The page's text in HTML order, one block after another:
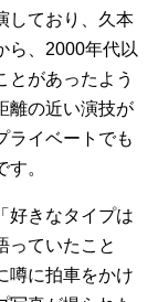
しており、久本
ら、2000年代以
とがあったよう
離の近い演技が
ライベートでも
。
好きなタイプは
っていたこと
噂に拍車をかけ